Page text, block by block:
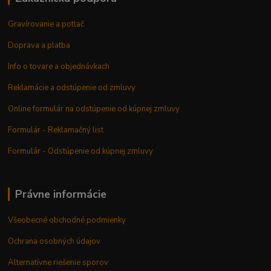
Gravírovanie a potlač
Doprava a platba
Info o tovare a objednávkach
Reklamácie a odstúpenie od zmluvy
Online formulár na odstúpenie od kúpnej zmluvy
Formulár - Reklamačný list
Formulár - Odstúpenie od kúpnej zmluvy
Právne informácie
Všeobecné obchodné podmienky
Ochrana osobných údajov
Alternatívne riešenie sporov